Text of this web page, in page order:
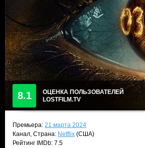
8.1
ОЦЕНКА ПОЛЬЗОВАТЕЛЕЙ
LOSTFILM.TV
Премьера: 21 марта 2024
Канал, Страна: Netflix (США)
Рейтинг IMDb: 7.5